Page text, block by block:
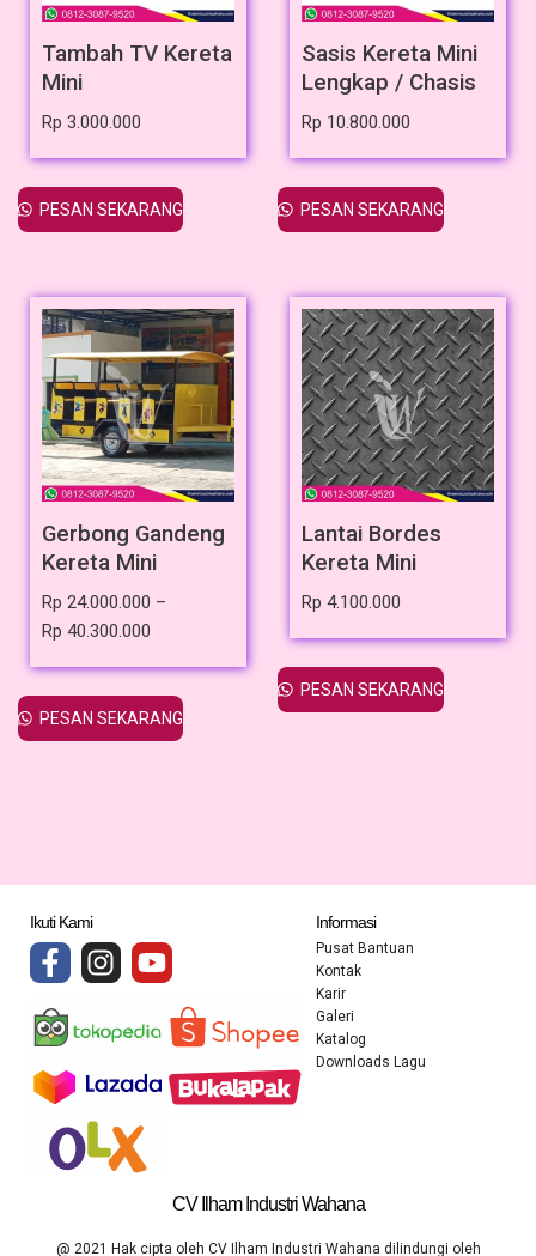
Tambah TV Kereta
Mini
Rp 3.000.000
PESAN SEKARANG
Sasis Kereta Mini
Lengkap / Chasis
Rp 10.800.000
PESAN SEKARANG
Gerbong Gandeng
Kereta Mini
Rp 24.000.000 –
Rp 40.300.000
PESAN SEKARANG
Lantai Bordes
Kereta Mini
Rp 4.100.000
PESAN SEKARANG
CV Ilham Industri Wahana
@ 2021 Hak cipta oleh CV Ilham Industri Wahana dilindungi oleh
Informasi
Pusat Bantuan
Kontak
Karir
Galeri
Katalog
Downloads Lagu
Ikuti Kami